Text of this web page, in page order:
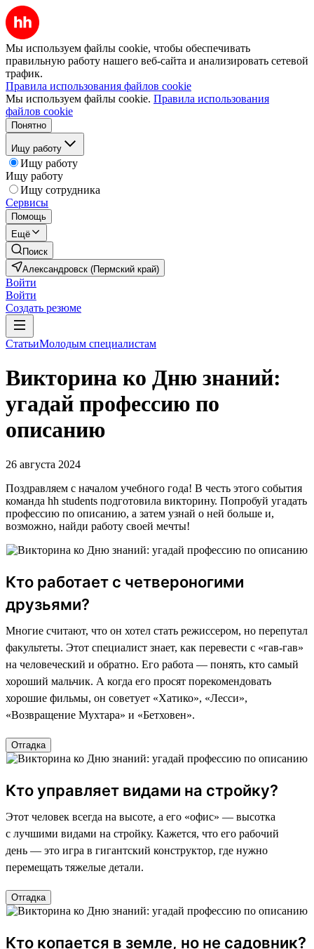
Мы используем файлы cookie, чтобы обеспечивать
правильную работу нашего веб-сайта и анализировать сетевой
трафик.
Правила использования файлов cookie
Мы используем файлы cookie. Правила использования
файлов cookie
Понятно
Ищу работу
Ищу работу
Ищу работу
Ищу сотрудника
Сервисы
Помощь
Ещё
Поиск
Александровск (Пермский край)
Войти
Войти
Создать резюме
СтатьиМолодым специалистам
Викторина ко Дню знаний:
угадай профессию по
описанию
26 августа 2024
Поздравляем с началом учебного года! В честь этого события
команда hh students подготовила викторину. Попробуй угадать
профессию по описанию, а затем узнай о ней больше и,
возможно, найди работу своей мечты!
Кто работает с четвероногими
друзьями?
Многие считают, что он хотел стать режиссером, но перепутал
факультеты. Этот специалист знает, как перевести с «гав-гав»
на человеческий и обратно. Его работа — понять, кто самый
хороший мальчик. А когда его просят порекомендовать
хорошие фильмы, он советует «Хатико», «Лесси»,
«Возвращение Мухтара» и «Бетховен».
Отгадка
Кто управляет видами на стройку?
Этот человек всегда на высоте, а его «офис» — высотка
с лучшими видами на стройку. Кажется, что его рабочий
день — это игра в гигантский конструктор, где нужно
перемещать тяжелые детали.
Отгадка
Кто копается в земле, но не садовник?